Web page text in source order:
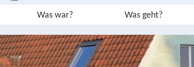
Was war? Was geht?